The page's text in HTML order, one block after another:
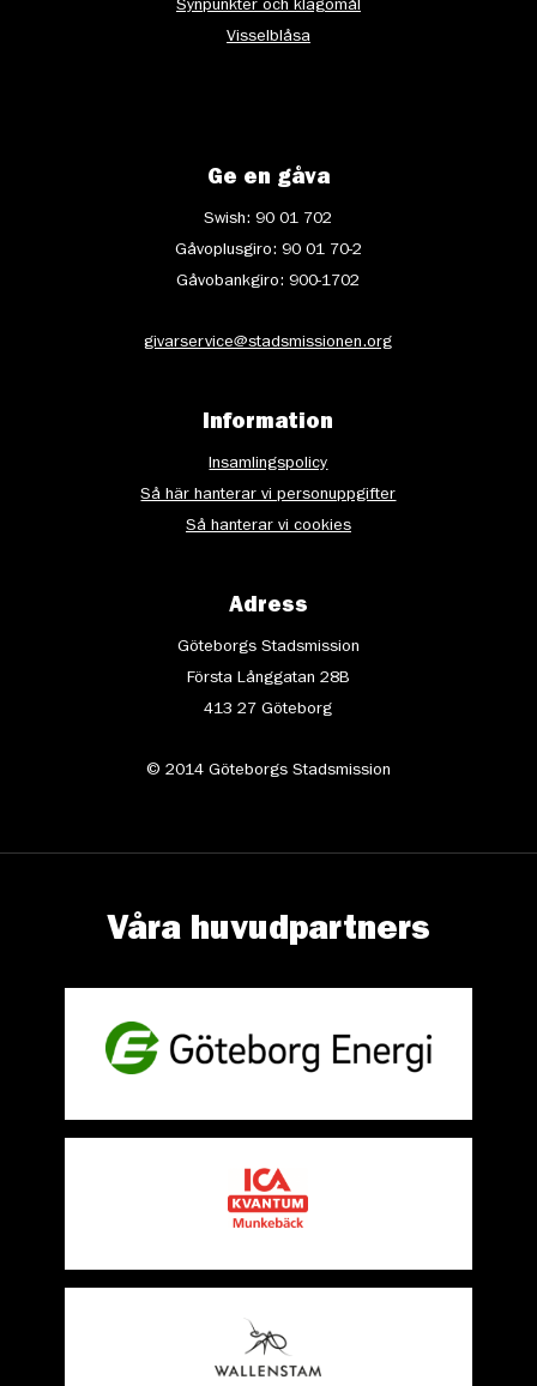
Synpunkter och klagomål
Visselblåsa
Ge en gåva
Swish: 90 01 702
Gåvoplusgiro: 90 01 70-2
Gåvobankgiro: 900-1702
givarservice@stadsmissionen.org
Information
Insamlingspolicy
Så här hanterar vi personuppgifter
Så hanterar vi cookies
Adress
Göteborgs Stadsmission
Första Långgatan 28B
413 27 Göteborg
© 2014 Göteborgs Stadsmission
Våra huvudpartners